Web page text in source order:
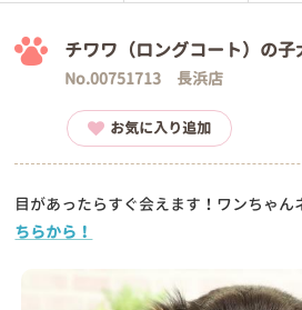
チワワ（ロングコート）の子
No.00751713 長浜店
お気に入り追加
目があったらすぐ会えます！ワンちゃん
ちらから！